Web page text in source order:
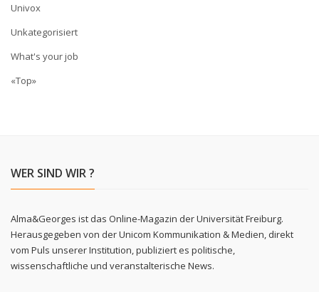
Univox
Unkategorisiert
What's your job
«Top»
WER SIND WIR ?
Alma&Georges ist das Online-Magazin der Universität Freiburg.
Herausgegeben von der Unicom Kommunikation & Medien, direkt
vom Puls unserer Institution, publiziert es politische,
wissenschaftliche und veranstalterische News.